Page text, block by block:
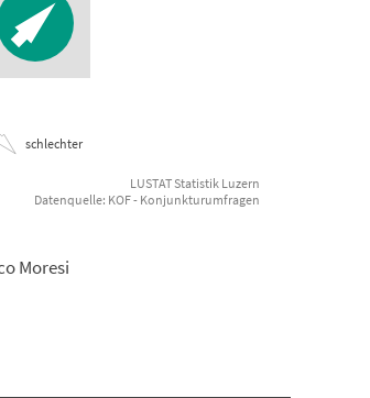
schlechter
LUSTAT Statistik Luzern
Datenquelle: KOF - Konjunkturumfragen
Moresi